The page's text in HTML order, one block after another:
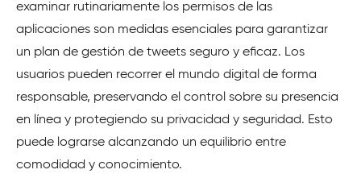
examinar rutinariamente los permisos de las
aplicaciones son medidas esenciales para garantizar
un plan de gestión de tweets seguro y eficaz. Los
usuarios pueden recorrer el mundo digital de forma
responsable, preservando el control sobre su presencia
en línea y protegiendo su privacidad y seguridad. Esto
puede lograrse alcanzando un equilibrio entre
comodidad y conocimiento.